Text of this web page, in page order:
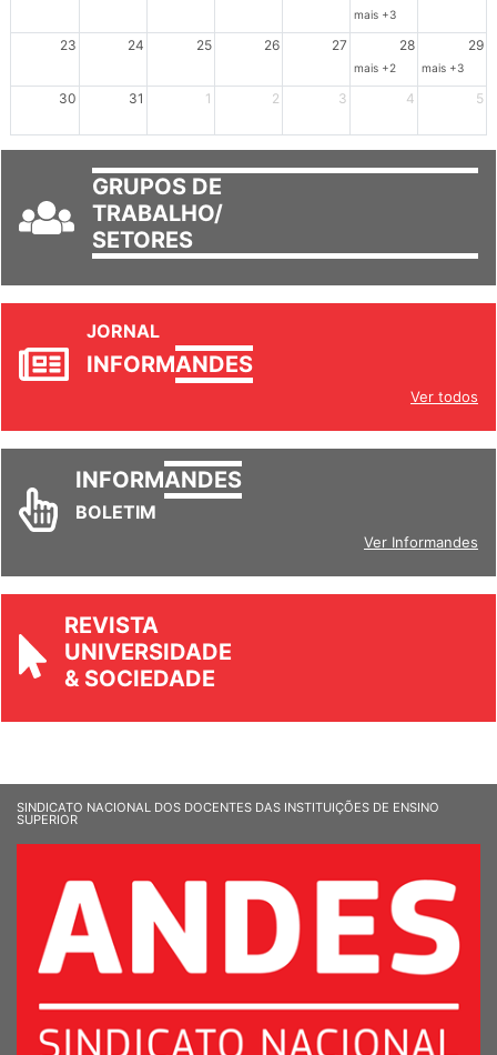
mais +3
23 24 25 26 27 28 29
mais +2 mais +3
30 31 1 2 3 4 5
GRUPOS DE
TRABALHO/
SETORES
JORNAL
INFORMANDES
Ver todos
INFORMANDES
BOLETIM
Ver Informandes
REVISTA
UNIVERSIDADE
& SOCIEDADE
SINDICATO NACIONAL DOS DOCENTES DAS INSTITUIÇÕES DE ENSINO
SUPERIOR